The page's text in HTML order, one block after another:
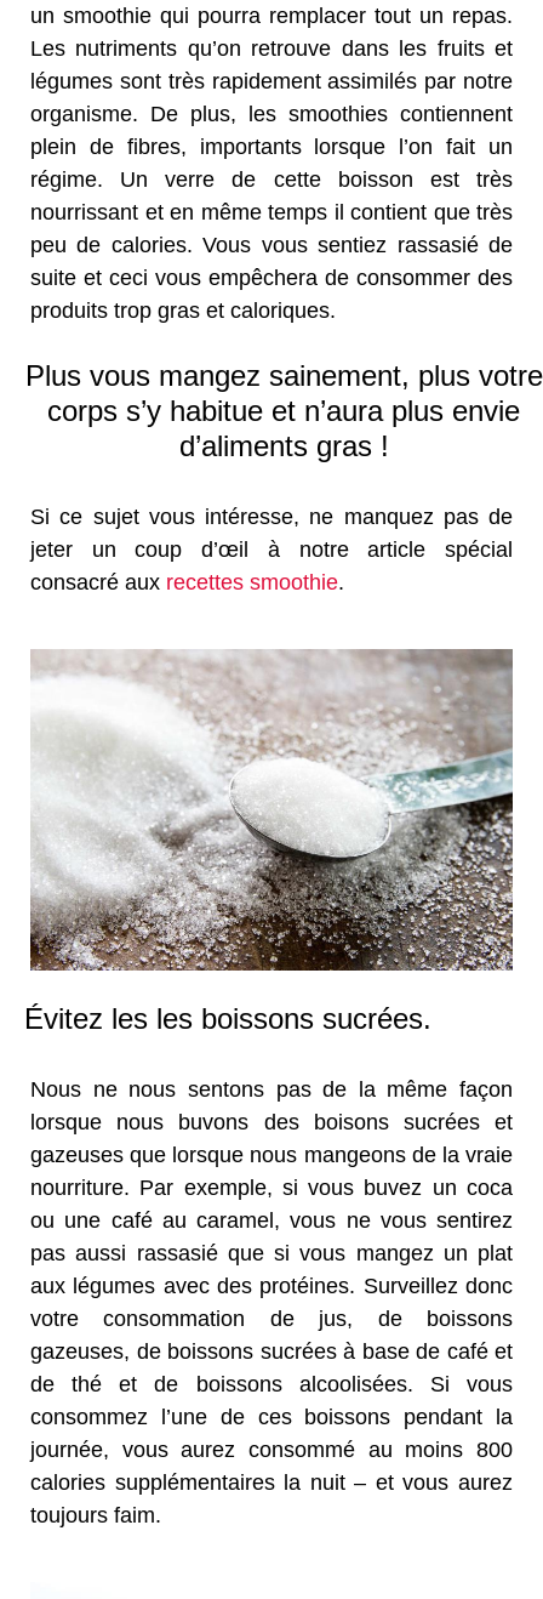
un smoothie qui pourra remplacer tout un repas.
Les nutriments qu’on retrouve dans les fruits et
légumes sont très rapidement assimilés par notre
organisme. De plus, les smoothies contiennent
plein de fibres, importants lorsque l’on fait un
régime. Un verre de cette boisson est très
nourrissant et en même temps il contient que très
peu de calories. Vous vous sentiez rassasié de
suite et ceci vous empêchera de consommer des
produits trop gras et caloriques.
Plus vous mangez sainement, plus votre
corps s’y habitue et n’aura plus envie
d’aliments gras !
Si ce sujet vous intéresse, ne manquez pas de
jeter un coup d’œil à notre article spécial
consacré aux recettes smoothie.
Évitez les les boissons sucrées.
Nous ne nous sentons pas de la même façon
lorsque nous buvons des boisons sucrées et
gazeuses que lorsque nous mangeons de la vraie
nourriture. Par exemple, si vous buvez un coca
ou une café au caramel, vous ne vous sentirez
pas aussi rassasié que si vous mangez un plat
aux légumes avec des protéines. Surveillez donc
votre consommation de jus, de boissons
gazeuses, de boissons sucrées à base de café et
de thé et de boissons alcoolisées. Si vous
consommez l’une de ces boissons pendant la
journée, vous aurez consommé au moins 800
calories supplémentaires la nuit – et vous aurez
toujours faim.